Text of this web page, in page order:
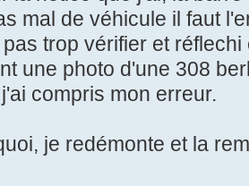
mal de véhicule il faut
trop vérifier et
une photo d'une 308
compris mon erreur.
je redémonte et la